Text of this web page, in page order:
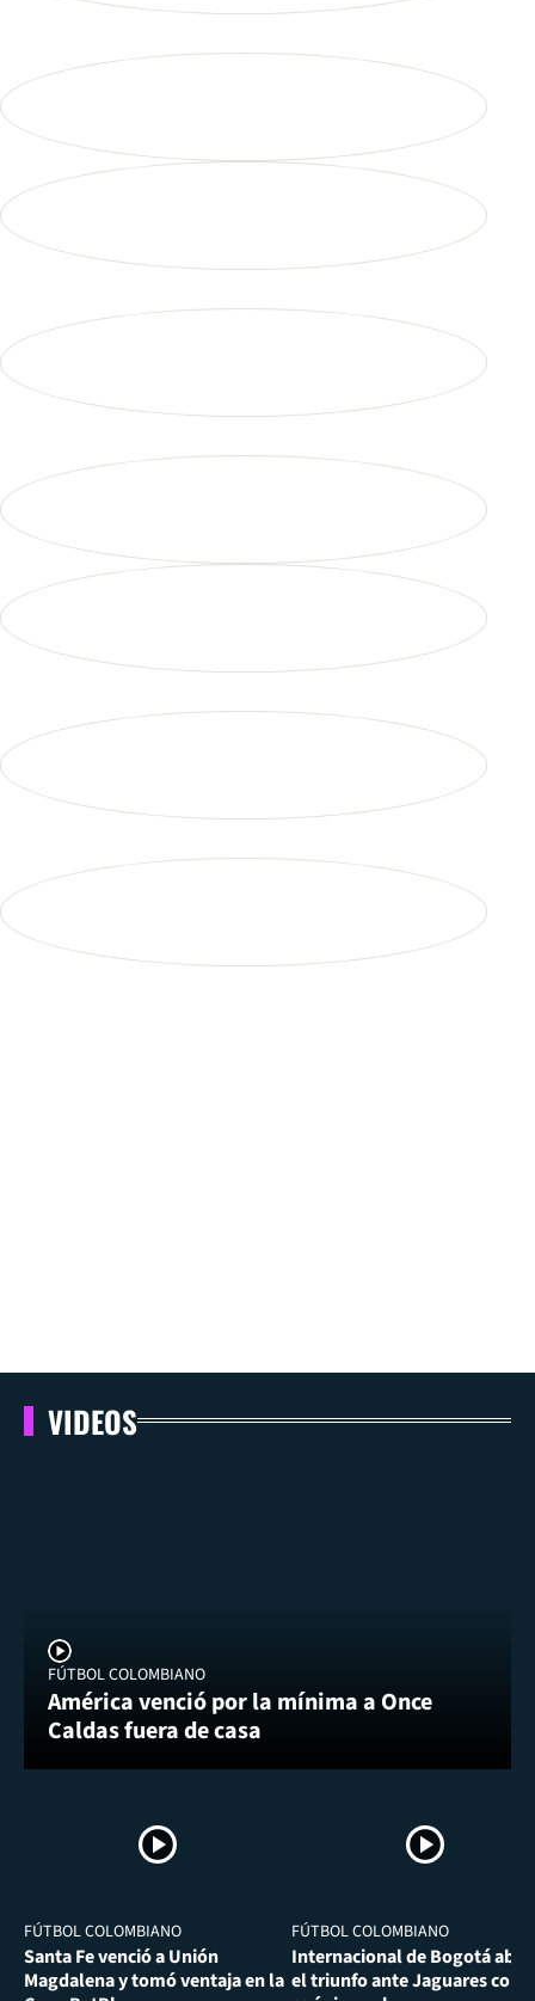
VIDEOS
FÚTBOL COLOMBIANO
América venció por la mínima a Once
Caldas fuera de casa
FÚTBOL COLOMBIANO
Santa Fe venció a Unión
Magdalena y tomó ventaja en la
FÚTBOL COLOMBIANO
Internacional de Bogotá
el triunfo ante Jaguares con